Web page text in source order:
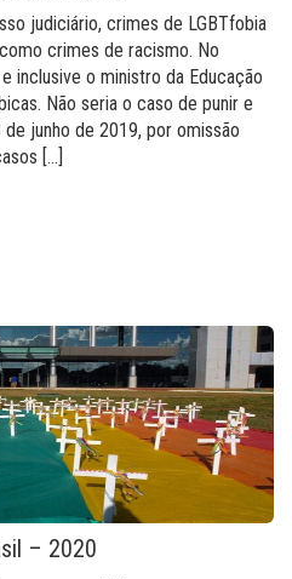
judiciário, crimes de LGBTfobia
crimes de racismo. No
inclusive o ministro da Educação
Não seria o caso de punir e
junho de 2019, por omissão
[…]
– 2020